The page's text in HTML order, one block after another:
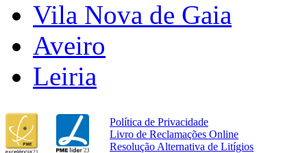
Vila Nova de Gaia
Aveiro
Leiria
Política de Privacidade
Livro de Reclamações Online
Resolução Alternativa de Litígios